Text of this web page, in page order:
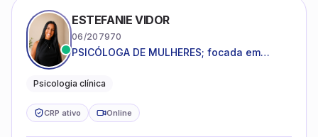
ESTEFANIE VIDOR
06/207970
PSICÓLOGA DE MULHERES; focada em
dentro da sua realidade.
Psicologia clínica
CRP ativo Online